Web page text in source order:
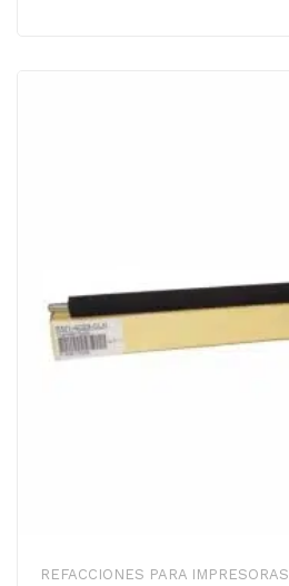
REFACCIONES PARA IMPRESORAS